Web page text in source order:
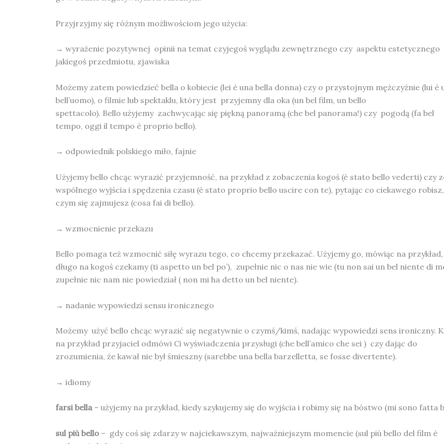
Przyjrzyjmy się różnym możliwościom jego użycia:
→ wyrażenie pozytywnej opinii na temat czyjegoś wyglądu zewnętrznego czy aspektu estetycznego
jakiegoś przedmiotu, zjawiska
Możemy zatem powiedzieć bella o kobiecie (lei è una bella donna) czy o przystojnym mężczyźnie (lui è
bell’uomo), o filmie lub spektaklu, który jest przyjemny dla oka (un bel film, un bello
spettacolo). Bello użyjemy zachwycając się piękną panoramą (che bel panorama!) czy pogodą (fa bel
tempo, oggi il tempo è proprio bello).
→ odpowiednik polskiego miło, fajnie
Użyjemy bello chcąc wyrazić przyjemność, na przykład z zobaczenia kogoś (è stato bello vederti) czy
wspólnego wyjścia i spędzenia czasu (è stato proprio bello uscire con te), pytając co ciekawego robisz,
czym się zajmujesz (cosa fai di bello).
→ wzmocnienie przekazu
Bello pomaga też wzmocnić siłę wyrazu tego, co chcemy przekazać. Użyjemy go, mówiąc na przykład,
długo na kogoś czekamy (ti aspetto un bel po’), zupełnie nic o nas nie wie (tu non sai un bel niente di
zupełnie nic nam nie powiedział ( non mi ha detto un bel niente).
→ nadanie wypowiedzi sensu ironicznego
Możemy użyć bello chcąc wyrazić się negatywnie o czymś/kimś, nadając wypowiedzi sens ironiczny.
na przykład przyjaciel odmówi Ci wyświadczenia przysługi (che bell’amico che sei ) czy dając do
zrozumienia, że kawał nie był śmieszny (sarebbe una bella barzelletta, se fosse divertente).
→ idiomy
farsi bella– użyjemy na przykład, kiedy szykujemy się do wyjścia i robimy się na bóstwo (mi sono fatta
sul più bello – gdy coś się zdarzy w najciekawszym, najważniejszym momencie (sul più bello del film è